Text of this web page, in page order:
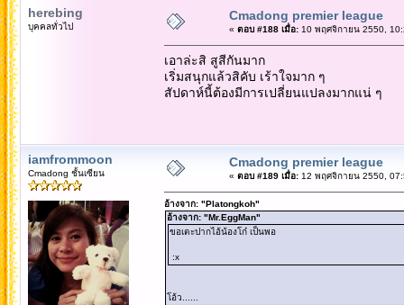
herebing
บุคคลทั่วไป
Cmadong premier league
« ตอบ #188 เมื่อ:10 พฤศจิกายน 2550,
เอาล่ะสิ สูสีกันมาก
เริ่มสนุกแล้วสิคับ เร้าใจมาก ๆ
สัปดาห์นี้ต้องมีการเปลี่ยนแปลงมากแน่ ๆ
iamfrommoon
Cmadong ชั้นเซียน
Cmadong premier league
« ตอบ #189 เมื่อ:12 พฤศจิกายน 2550,
อ้างจาก: "Platongkoh"
อ้างจาก: "Mr.EggMan"
ขอเตะปากไอ้น้องโก๋ เป็นพอ
:x
โอ้ว......